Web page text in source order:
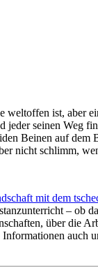
weltoffen ist,
seinen Weg
Beinen auf
nicht schlimm,
mit dem
– ob
über die